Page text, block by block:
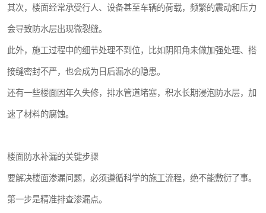
其次，楼面经常承受行人、设备甚至车辆的荷载，频繁的震动和压力
会导致防水层出现微裂缝。
此外，施工过程中的细节处理不到位，比如阴阳角未做加强处理、搭
接缝密封不严，也会成为日后漏水的隐患。
还有一些楼面因年久失修，排水管道堵塞，积水长期浸泡防水层，加
速了材料的腐蚀。
楼面防水补漏的关键步骤
要解决楼面渗漏问题，必须遵循科学的施工流程，绝不能敷衍了事。
第一步是精准排查渗漏点。